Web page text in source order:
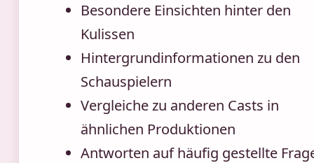
Besondere Einsichten hinter den
Kulissen
Hintergrundinformationen zu den
Schauspielern
Vergleiche zu anderen Casts in
ähnlichen Produktionen
Antworten auf häufig gestellte